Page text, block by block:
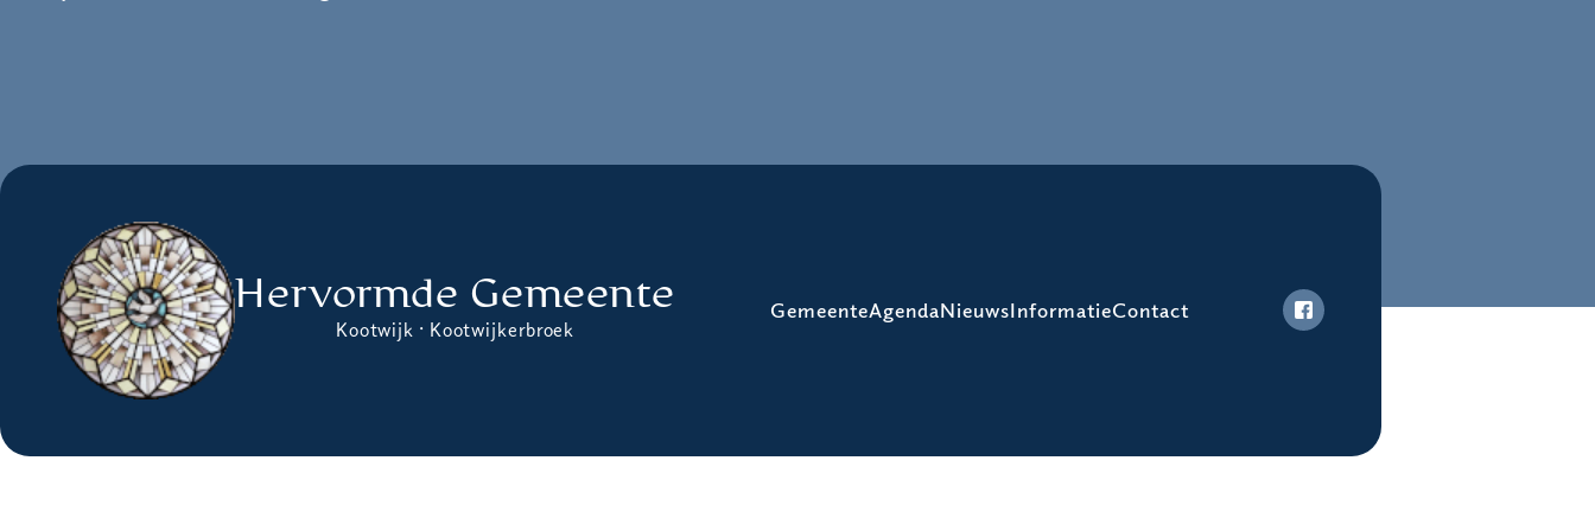
Hervormde Gemeente
Kootwijk · Kootwijkerbroek
GemeenteAgendaNieuwsInformatieContact